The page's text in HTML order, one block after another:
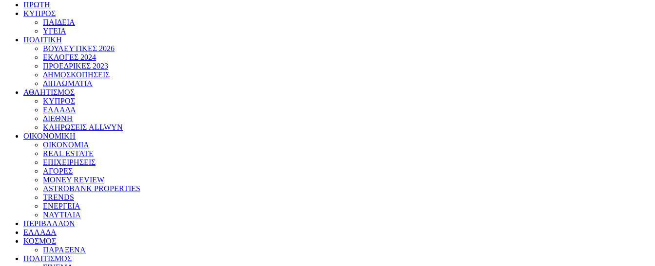
ΠΡΩΤΗ
ΚΥΠΡΟΣ
ΠΑΙΔΕΙΑ
ΥΓΕΙΑ
ΠΟΛΙΤΙΚΗ
ΒΟΥΛΕΥΤΙΚΕΣ 2026
ΕΚΛΟΓΕΣ 2024
ΠΡΟΕΔΡΙΚΕΣ 2023
ΔΗΜΟΣΚΟΠΗΣΕΙΣ
ΔΙΠΛΩΜΑΤΙΑ
ΑΘΛΗΤΙΣΜΟΣ
ΚΥΠΡΟΣ
ΕΛΛΑΔΑ
ΔΙΕΘΝΗ
ΚΛΗΡΩΣΕΙΣ ALLWYN
ΟΙΚΟΝΟΜΙΚΗ
ΟΙΚΟΝΟΜΙΑ
REAL ESTATE
ΕΠΙΧΕΙΡΗΣΕΙΣ
ΑΓΟΡΕΣ
MONEY REVIEW
ASTROBANK PROPERTIES
TRENDS
ΕΝΕΡΓΕΙΑ
ΝΑΥΤΙΛΙΑ
ΠΕΡΙΒΑΛΛΟΝ
ΕΛΛΑΔΑ
ΚΟΣΜΟΣ
ΠΑΡΑΞΕΝΑ
ΠΟΛΙΤΙΣΜΟΣ